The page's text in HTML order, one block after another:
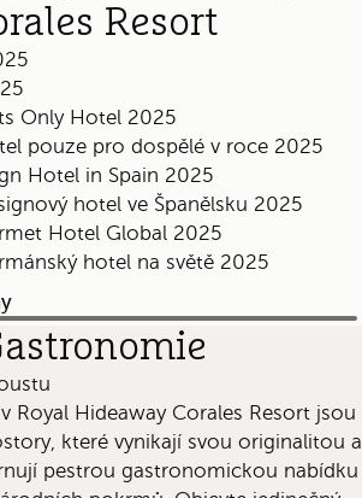
Resort
pouze pro dospělé v roce 2025
hotel ve Španělsku 2025
hotel na světě 2025
Royal Hideaway Corales Resort jsou
které vynikají svou originalitou a
pestrou gastronomickou nabídku